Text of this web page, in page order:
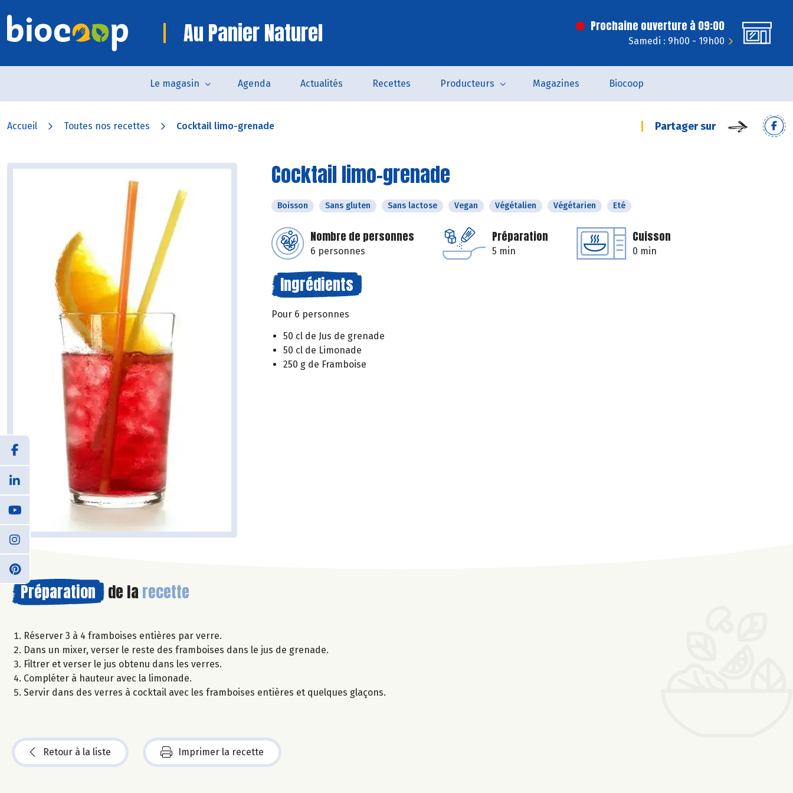
Au Panier Naturel Prochaine ouverture à 09:00
Samedi : 9h00 - 19h00
Le magasin Agenda Actualités Recettes Producteurs Magazines Biocoop
Accueil Toutes nos recettes Cocktail limo-grenade Partager sur
Cocktail limo-grenade
Boisson Sans gluten Sans lactose Vegan Végétalien Végétarien Eté
Nombre de personnes
6 personnes
Préparation
5 min
Cuisson
0 min
Ingrédients
Pour 6 personnes
50 cl de Jus de grenade
50 cl de Limonade
250 g de Framboise
Préparation de la recette
Réserver 3 à 4 framboises entières par verre.
Dans un mixer, verser le reste des framboises dans le jus de grenade.
Filtrer et verser le jus obtenu dans les verres.
Compléter à hauteur avec la limonade.
Servir dans des verres à cocktail avec les framboises entières et quelques glaçons.
Retour à la liste Imprimer la recette